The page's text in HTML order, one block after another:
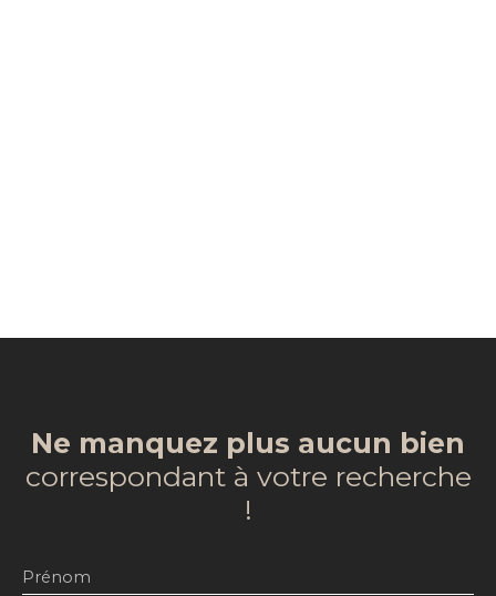
Ne manquez plus aucun bien
correspondant à votre recherche
!
Prénom